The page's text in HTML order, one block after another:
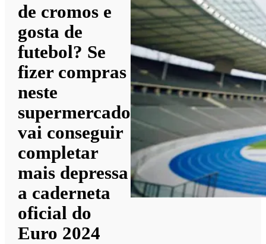
de cromos e
gosta de
futebol? Se
fizer compras
neste
supermercado
vai conseguir
completar
mais depressa
a caderneta
oficial do
Euro 2024